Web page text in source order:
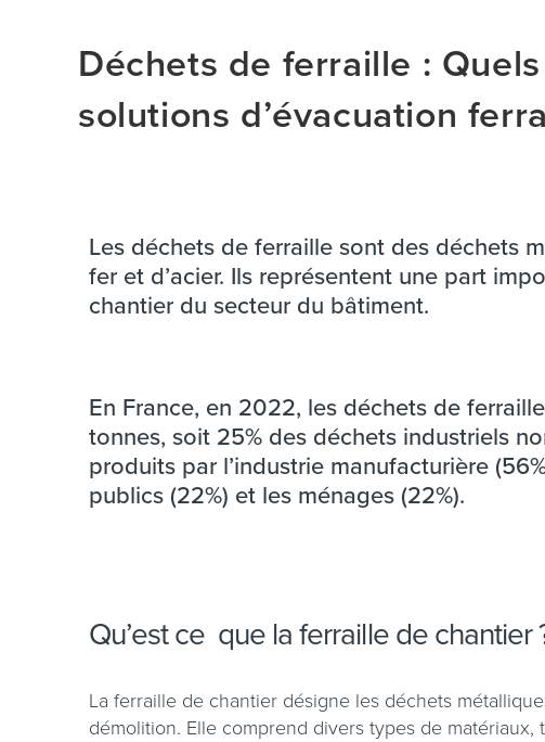
Déchets de ferraille :
solutions d’évacuation
Les déchets de ferraille sont des déchets
fer et d’acier. Ils représentent une part
chantier du secteur du bâtiment.
En France, en 2022, les déchets de
tonnes, soit 25% des déchets industriels
produits par l’industrie manufacturière
publics (22%) et les ménages (22%).
Qu’est ce que la ferraille de chantier
La ferraille de chantier désigne les déchets
démolition. Elle comprend divers types de matériaux,